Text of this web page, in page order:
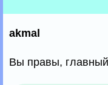
akmal
Вы правы,